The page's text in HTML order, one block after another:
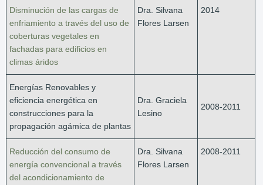
Disminución de las cargas de
enfriamiento a través del uso de
coberturas vegetales en
fachadas para edificios en
climas áridos
Dra. Silvana
Flores Larsen
2014
Energías Renovables y
eficiencia energética en
construcciones para la
propagación agámica de plantas
Dra. Graciela
Lesino
2008-2011
Reducción del consumo de
energía convencional a través
del acondicionamiento de
Dra. Silvana
Flores Larsen
2008-2011